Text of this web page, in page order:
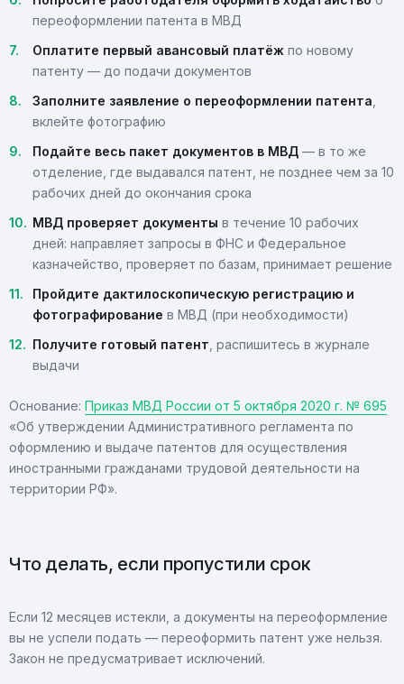
переоформлении патента в МВД
Оплатите первый авансовый платёж по новому
патенту — до подачи документов
Заполните заявление о переоформлении патента
вклейте фотографию
Подайте весь пакет документов в МВД — в то же
отделение, где выдавался патент, не позднее чем за 10
рабочих дней до окончания срока
МВД проверяет документы в течение 10 рабочих
дней: направляет запросы в ФНС и Федеральное
казначейство, проверяет по базам, принимает решение
Пройдите дактилоскопическую регистрацию и
фотографирование в МВД (при необходимости)
Получите готовый патент , распишитесь в журнале
выдачи
Основание: Приказ МВД России от 5 октября 2020 г. № 695
«Об утверждении Административного регламента по
оформлению и выдаче патентов для осуществления
иностранными гражданами трудовой деятельности на
территории РФ».
Что делать, если пропустили срок
Если 12 месяцев истекли, а документы на переоформление
вы не успели подать — переоформить патент уже нельзя.
Закон не предусматривает исключений.